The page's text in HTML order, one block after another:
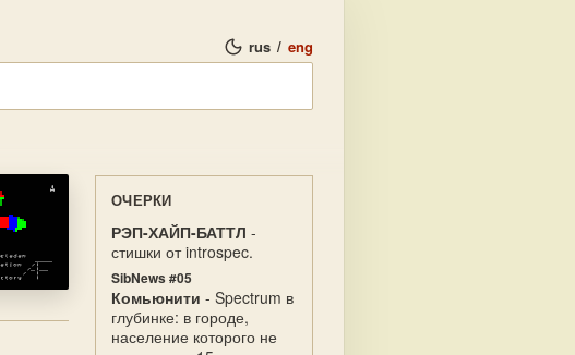
rus / eng
ОЧЕРКИ
РЭП-ХАЙП-БАТТЛ -
стишки от introspec.
SibNews #05
Комьюнити - Spectrum в
глубинке: в городе,
население которого не